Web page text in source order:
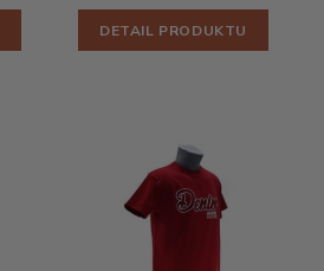
DETAIL PRODUKTU